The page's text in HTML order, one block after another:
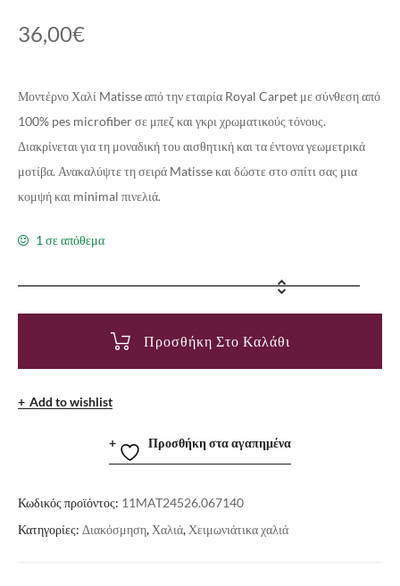
36,00€
Μοντέρνο Χαλί Matisse από την εταιρία Royal Carpet με σύνθεση από
100% pes microfiber σε μπεζ και γκρι χρωματικούς τόνους.
Διακρίνεται για τη μοναδική του αισθητική και τα έντονα γεωμετρικά
μοτίβα. Ανακαλύψτε τη σειρά Matisse και δώστε στο σπίτι σας μια
κομψή και minimal πινελιά.
1 σε απόθεμα
Προσθήκη Στο Καλάθι
Add to wishlist
Προσθήκη στα αγαπημένα
Κωδικός προϊόντος: 11MAT24526.067140
Κατηγορίες: Διακόσμηση, Χαλιά, Χειμωνιάτικα χαλιά